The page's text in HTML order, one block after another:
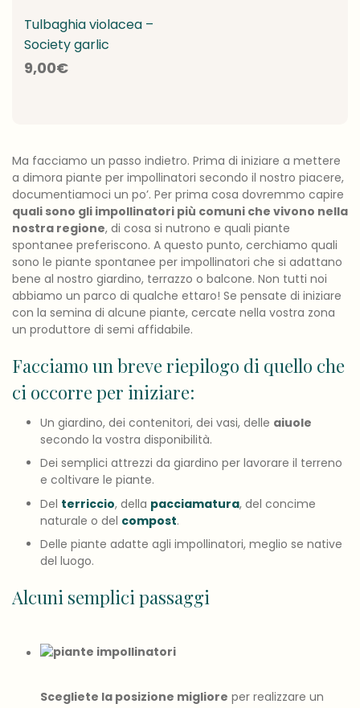
Tulbaghia violacea –
Society garlic
9,00€
Ma facciamo un passo indietro. Prima di iniziare a mettere
a dimora piante per impollinatori secondo il nostro piacere,
documentiamoci un po’. Per prima cosa dovremmo capire
quali sono gli impollinatori più comuni che vivono nella
nostra regione, di cosa si nutrono e quali piante
spontanee preferiscono. A questo punto, cerchiamo quali
sono le piante spontanee per impollinatori che si adattano
bene al nostro giardino, terrazzo o balcone. Non tutti noi
abbiamo un parco di qualche ettaro! Se pensate di iniziare
con la semina di alcune piante, cercate nella vostra zona
un produttore di semi affidabile.
Facciamo un breve riepilogo di quello che
ci occorre per iniziare:
Un giardino, dei contenitori, dei vasi, delle aiuole
secondo la vostra disponibilità.
Dei semplici attrezzi da giardino per lavorare il terreno
e coltivare le piante.
Del terriccio, della pacciamatura, del concime
naturale o del compost.
Delle piante adatte agli impollinatori, meglio se native
del luogo.
Alcuni semplici passaggi
Scegliete la posizione migliore per realizzare un